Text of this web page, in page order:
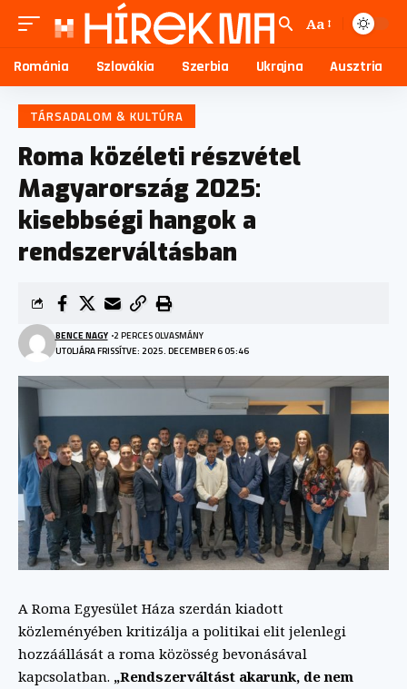
Aa
Románia Szlovákia Szerbia Ukrajna Ausztria
TÁRSADALOM & KULTÚRA
Roma közéleti részvétel
Magyarország 2025:
kisebbségi hangok a
rendszerváltásban
UTOLJÁRA FRISSÍTVE: 2025. DECEMBER 6 05:46
BENCE NAGY 2 PERCES OLVASMÁNY
A Roma Egyesület Háza szerdán kiadott
közleményében kritizálja a politikai elit jelenlegi
hozzáállását a roma közösség bevonásával
kapcsolatban. „Rendszerváltást akarunk, de nem